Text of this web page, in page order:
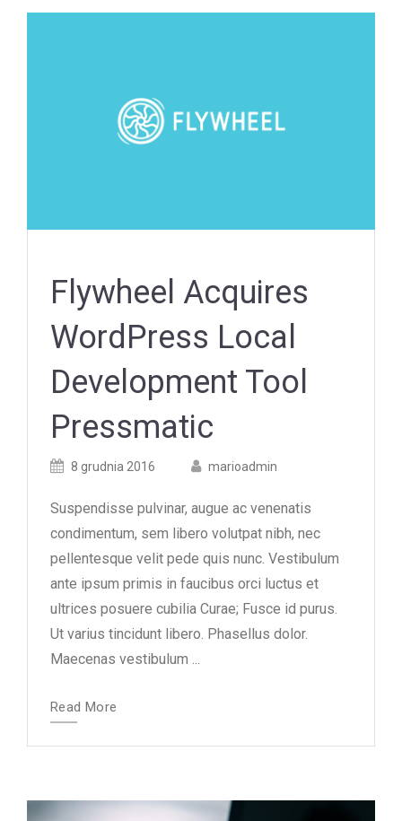
Flywheel Acquires
WordPress Local
Development Tool
Pressmatic
Posted8 grudnia 2016
Posted
marioadmin
Suspendisse pulvinar, augue ac venenatis
condimentum, sem libero volutpat nibh, nec
pellentesque velit pede quis nunc. Vestibulum
ante ipsum primis in faucibus orci luctus et
ultrices posuere cubilia Curae; Fusce id purus.
Ut varius tincidunt libero. Phasellus dolor.
Maecenas vestibulum ...
Read More